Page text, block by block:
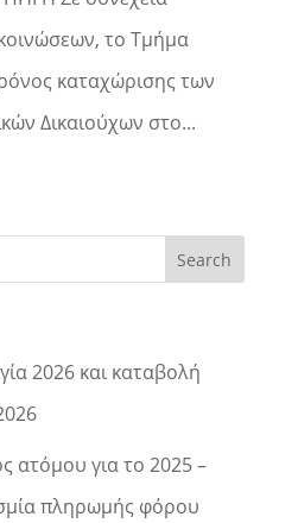
το Τμήμα
καταχώρισης των
Δικαιούχων στο...
2026 και καταβολή
ατόμου για το 2025 –
πληρωμής φόρου